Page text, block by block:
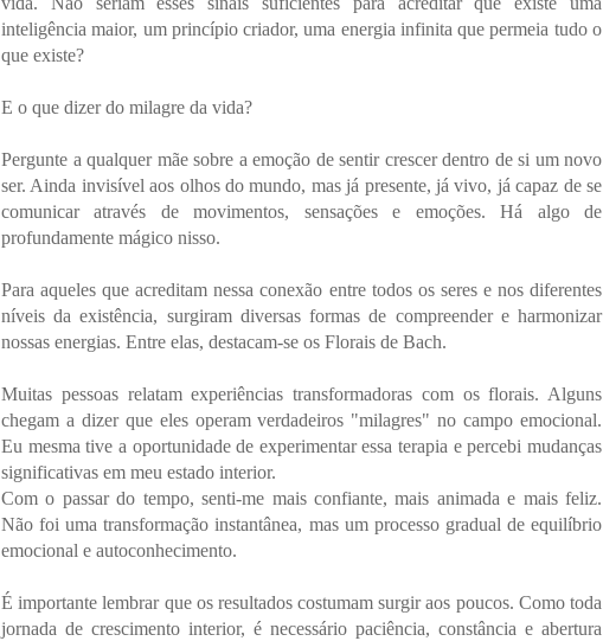
inteligência maior, um princípio criador, uma energia infinita que permeia tudo o
que existe?
E o que dizer do milagre da vida?
Pergunte a qualquer mãe sobre a emoção de sentir crescer dentro de si um novo
ser. Ainda invisível aos olhos do mundo, mas já presente, já vivo, já capaz de se
comunicar através de movimentos, sensações e emoções. Há algo de
profundamente mágico nisso.
Para aqueles que acreditam nessa conexão entre todos os seres e nos diferentes
níveis da existência, surgiram diversas formas de compreender e harmonizar
nossas energias. Entre elas, destacam-se os Florais de Bach.
Muitas pessoas relatam experiências transformadoras com os florais. Alguns
chegam a dizer que eles operam verdadeiros "milagres" no campo emocional.
Eu mesma tive a oportunidade de experimentar essa terapia e percebi mudanças
significativas em meu estado interior.
Com o passar do tempo, senti-me mais confiante, mais animada e mais feliz.
Não foi uma transformação instantânea, mas um processo gradual de equilíbrio
emocional e autoconhecimento.
É importante lembrar que os resultados costumam surgir aos poucos. Como toda
jornada de crescimento interior, é necessário paciência, constância e abertura